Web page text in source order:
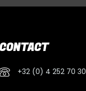
CONTACT
+32 (0) 4 252 70 30